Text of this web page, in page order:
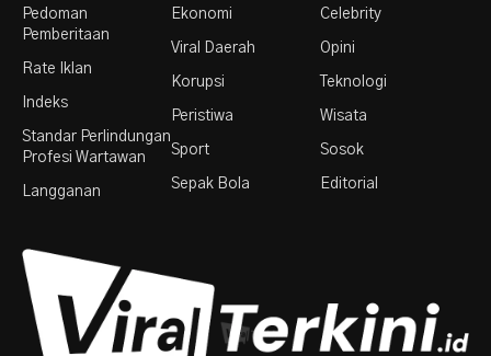
Pedoman
Pemberitaan
Rate Iklan
Indeks
Standar Perlindungan
Profesi Wartawan
Langganan
Ekonomi
Viral Daerah
Korupsi
Peristiwa
Sport
Sepak Bola
Celebrity
Opini
Teknologi
Wisata
Sosok
Editorial